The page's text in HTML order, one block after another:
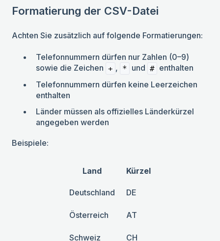
Formatierung der CSV-Datei
Achten Sie zusätzlich auf folgende Formatierungen:
Telefonnummern dürfen nur Zahlen (0–9)
sowie die Zeichen + , * und # enthalten
Telefonnummern dürfen keine Leerzeichen
enthalten
Länder müssen als offizielles Länderkürzel
angegeben werden
Beispiele:
Land Kürzel
Deutschland DE
Österreich AT
Schweiz CH